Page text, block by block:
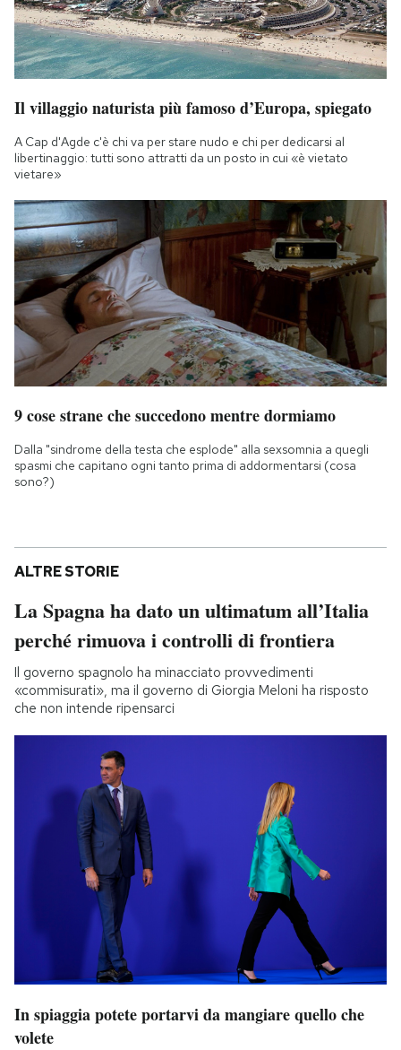
Il villaggio naturista più famoso d’Europa, spiegato
A Cap d'Agde c'è chi va per stare nudo e chi per dedicarsi al
libertinaggio: tutti sono attratti da un posto in cui «è vietato
vietare»
9 cose strane che succedono mentre dormiamo
Dalla "sindrome della testa che esplode" alla sexsomnia a quegli
spasmi che capitano ogni tanto prima di addormentarsi (cosa
sono?)
ALTRE STORIE
La Spagna ha dato un ultimatum all’Italia
perché rimuova i controlli di frontiera
Il governo spagnolo ha minacciato provvedimenti
«commisurati», ma il governo di Giorgia Meloni ha risposto
che non intende ripensarci
In spiaggia potete portarvi da mangiare quello che
volete